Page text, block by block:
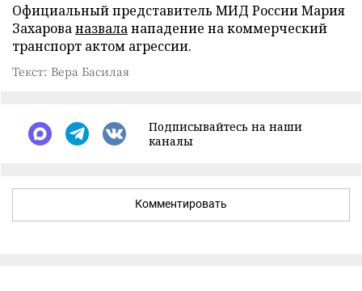
Официальный представитель МИД России Мария
Захарованазваланападение на коммерческий
транспорт актом агрессии.
Текст: Вера Басилая
Подписывайтесь на наши
каналы
Комментировать